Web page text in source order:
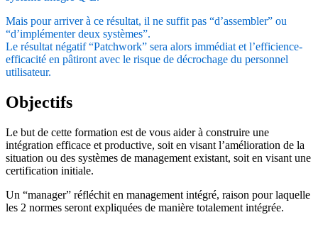
Mais pour arriver à ce résultat, il ne suffit pas “d’assembler” ou
“d’implémenter deux systèmes”.
Le résultat négatif “Patchwork” sera alors immédiat et l’efficience-
efficacité en pâtiront avec le risque de décrochage du personnel
utilisateur.
Objectifs
Le but de cette formation est de vous aider à construire une
intégration efficace et productive, soit en visant l’amélioration de la
situation ou des systèmes de management existant, soit en visant une
certification initiale.
Un “manager” réfléchit en management intégré, raison pour laquelle
les 2 normes seront expliquées de manière totalement intégrée.